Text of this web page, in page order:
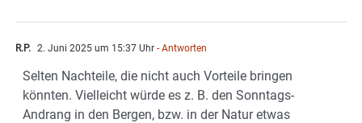
R.P. 2. Juni 2025 um 15:37 Uhr - Antworten
Selten Nachteile, die nicht auch Vorteile bringen
könnten. Vielleicht würde es z. B. den Sonntags-
Andrang in den Bergen, bzw. in der Natur etwas